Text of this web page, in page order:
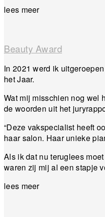
lees meer
Beauty Award
In 2021 werd ik
het Jaar.
Wat mij misschien nog wel
de woorden uit het
“Deze vakspecialist heeft
haar salon. Haar unieke
Als ik dat nu teruglees
waren zij mij al een stapje
lees meer